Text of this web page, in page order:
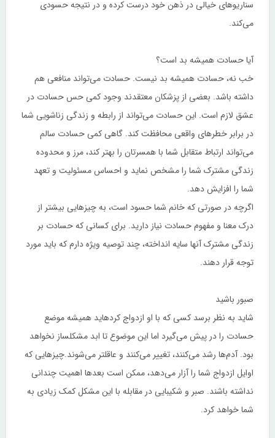
سناریوهای خیالی در ذهن خود درست کرده و در نتیجه حسودی
می‌کند.
آیا حسادت همیشه بد است؟
خب نه، حسادت همیشه بد نیست. حسادت می‌تواند منافعی هم
داشته باشد. بعضی از پزشکان معتقدند وجود کمی حس حسادت در
عشق لازم است. این حسادت می‌تواند از رابطه و زندگی زناشویی شما
در برابر خطرهای واقعی محافظت کند. گاهی کمی حسادت سالم
می‌تواند ارتباط متقابل شما با همسرتان را بهتر کند، مرز و محدوده
زندگی مشترک شما را مشخص نماید و احساس مسئولیت و تعهد
شما را افزایش دهد.
اگرچه در صورتی که خانم شما حسود است، به چیزهایی بیشتر از
درک معنا و مفهوم حسادت نیاز دارید. برای کسانی که حسادت بر
زندگی مشترک آنها سایه انداخته، چند توصیه ویژه دارم که باید مورد
توجه قرار دهند.
صبور باشید
شاید به نظر برسد کسی که با او ازدواج کردهاید همیشه موضع
حسادت را در پیش می‌گیرد اما این موضوع تا ابد مشکلساز نخواهد
بود. آدم‌ها رشد می‌کنند، تغییر می‌کنند و عاقلتر می‌شوند.چیزهایی که
اوایل ازدواج شما را آزار می‌دهد، ممکن است بعدها اهمیت چندانی
نداشته باشند. صبر و شکیبایی در مقابله با این مشکل کمک زیادی به
شما خواهد کرد.